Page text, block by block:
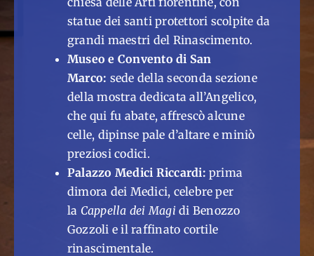
statue dei santi protettori scolpite da
grandi maestri del Rinascimento.
Museo e Convento di San
Marco: sede della seconda sezione
della mostra dedicata all’Angelico,
che qui fu abate, affrescò alcune
celle, dipinse pale d’altare e miniò
preziosi codici.
Palazzo Medici Riccardi: prima
dimora dei Medici, celebre per
la Cappella dei Magidi Benozzo
Gozzoli e il raffinato cortile
rinascimentale.